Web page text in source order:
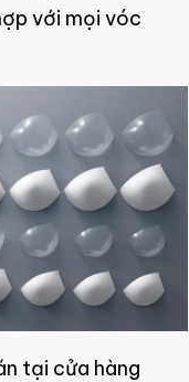
với mọi vóc
tại cửa hàng